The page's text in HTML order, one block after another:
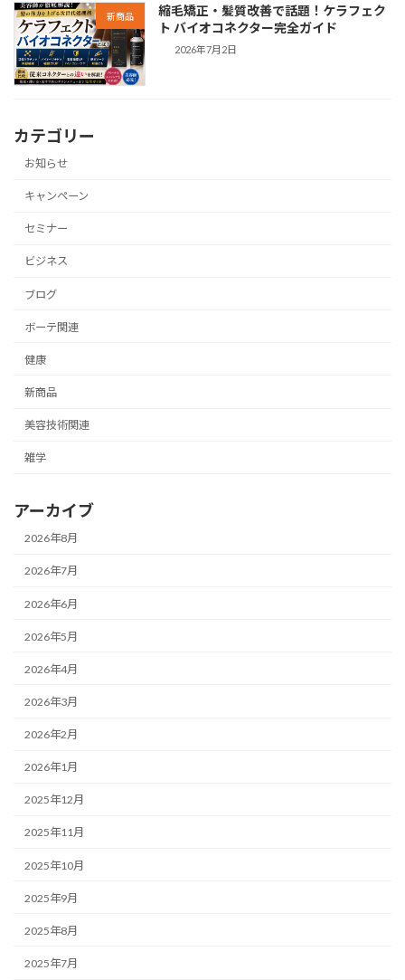
新商品
縮毛矯正・髪質改善で話題！ケラフェク
ト バイオコネクター完全ガイド
2026年7月2日
カテゴリー
お知らせ
キャンペーン
セミナー
ビジネス
ブログ
ボーテ関連
健康
新商品
美容技術関連
雑学
アーカイブ
2026年8月
2026年7月
2026年6月
2026年5月
2026年4月
2026年3月
2026年2月
2026年1月
2025年12月
2025年11月
2025年10月
2025年9月
2025年8月
2025年7月